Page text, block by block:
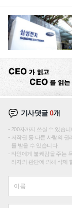
기사댓글0개
200자까지 쓰실 수 있습
저작권 등 다른 사람의 권
를 받을 수 있습니다.
타인에게 불쾌감을 주는
리자의 판단에 의해 삭제